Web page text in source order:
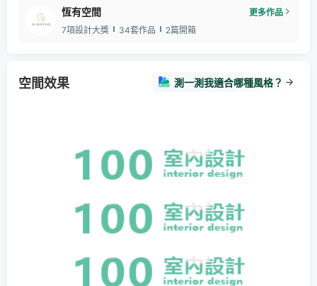
恆有空間
更多作品
7項設計大獎
34套作品 2篇開箱
空間效果 測一測我適合哪種風格？